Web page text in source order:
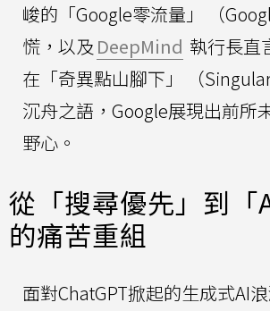
峻的「Google零流量」 （
慌，以及 DeepMind 執行長直
在「奇異點山腳下」 （
沉舟之語，Google展現出前所
野心。
從「搜尋優先」到「
的痛苦重組
面對ChatGPT掀起的生成式AI